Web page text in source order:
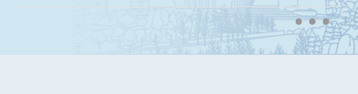
•••
•••
•••
•••
•••